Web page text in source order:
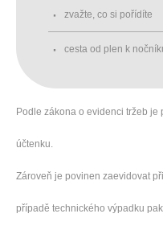
zvažte, co si pořídíte
cesta od plen k
Podle zákona o evidenci tržeb
účtenku.
Zároveň je povinen zaevidovat
případě technického výpadku